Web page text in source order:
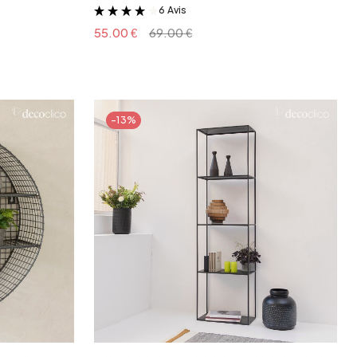
&
6 Avis
55.00 € 69.00 €
-13%
Ajouter au panier